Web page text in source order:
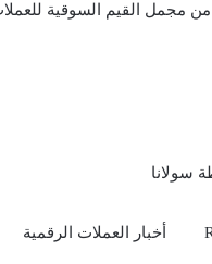
سولانا
أخبار العملات الرقمية